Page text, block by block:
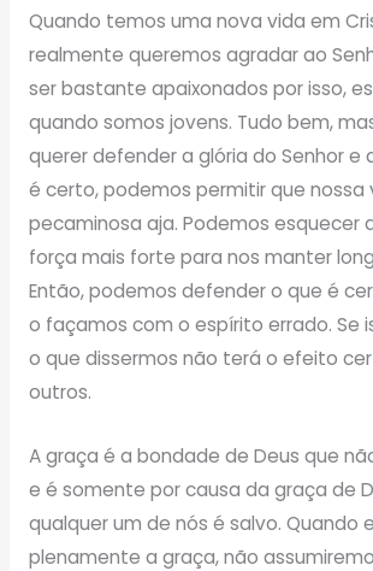
Quando temos uma nova vida em
realmente queremos agradar ao
ser bastante apaixonados por isso,
quando somos jovens. Tudo bem,
querer defender a glória do Senhor e
é certo, podemos permitir que nossa
pecaminosa aja. Podemos esquecer
força mais forte para nos manter
Então, podemos defender o que é
o façamos com o espírito errado. Se
o que dissermos não terá o efeito
outros.
A graça é a bondade de Deus que
e é somente por causa da graça de
qualquer um de nós é salvo. Quando
plenamente a graça, não